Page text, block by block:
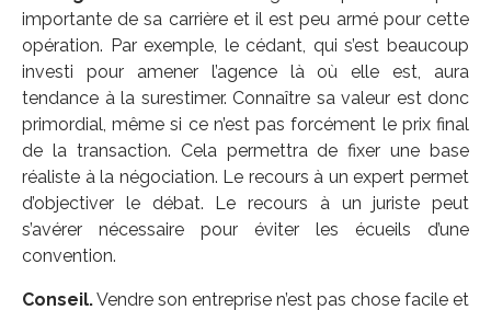
importante de sa carrière et il est peu armé pour cette
opération. Par exemple, le cédant, qui s’est beaucoup
investi pour amener l’agence là où elle est, aura
tendance à la surestimer. Connaître sa valeur est donc
primordial, même si ce n’est pas forcément le prix final
de la transaction. Cela permettra de fixer une base
réaliste à la négociation. Le recours à un expert permet
d’objectiver le débat. Le recours à un juriste peut
s’avérer nécessaire pour éviter les écueils d’une
convention.
Conseil.Vendre son entreprise n’est pas chose facile et